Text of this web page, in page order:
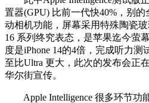
置器(GPU) 比前一代快40%，别
动相机功能，屏幕采用特殊陶瓷
16 系列终究表态，是苹果迄今萤
度是iPhone 14的4倍，完成听力
至比Ultra 更大，此次的发布会正
华尔街宣传。
Apple Intelligence 很多环节功